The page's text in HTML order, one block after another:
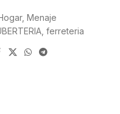
toque elegante y facilita
años.
y cómodo
, Menaje
ferreteria